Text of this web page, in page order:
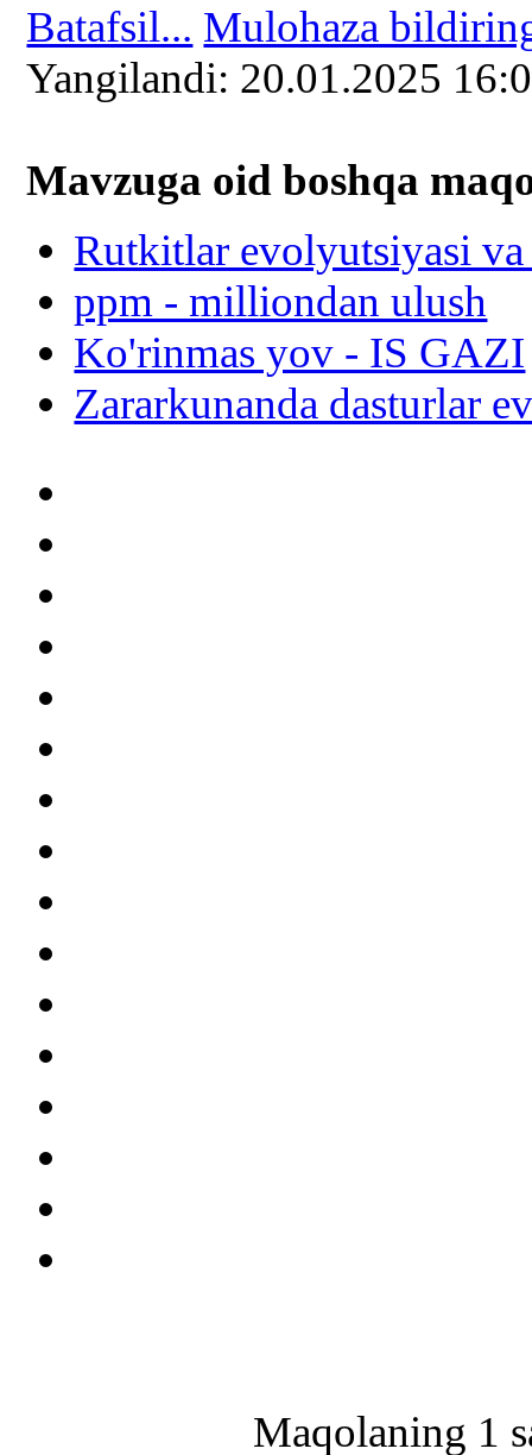
Batafsil... Mulohaza
Yangilаndi: 20.01.2025
Mavzuga oid boshqa
Rutkitlar evolyutsiyasi
ppm - milliondan ulush
Ko'rinmas yov - IS GAZI
Zararkunanda dasturlar
Maqolaning 1